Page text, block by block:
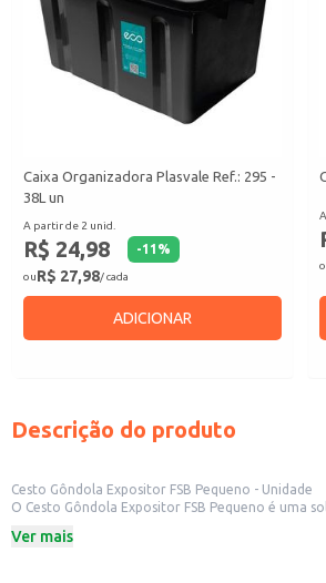
Caixa Organizadora Plasvale Ref.: 295 -
38L un
A partir de 2 unid.
R$ 24,98 -11 %
ouR$ 27,98/ cada
ADICIONAR
Descrição do produto
Cesto Gôndola Expositor FSB Pequeno - Unidade
O Cesto Gôndola Expositor FSB Pequeno é uma
Marca: FSB
Ver mais